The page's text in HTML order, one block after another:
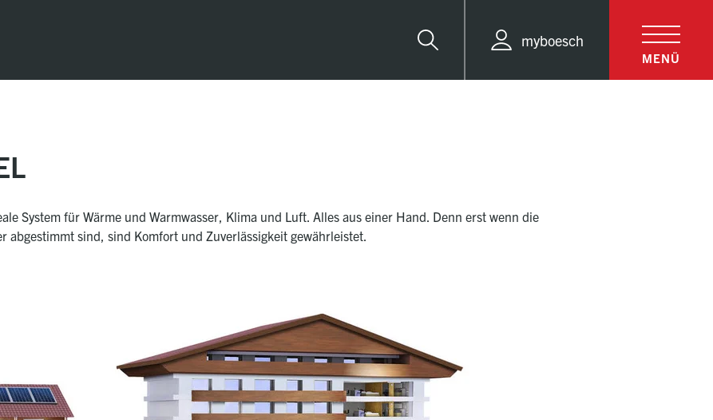
Suche
myboesch
MENÜ
System für Wärme und Warmwasser, Klima und Luft. Alles aus einer Hand. Denn erst wenn die
abgestimmt sind, sind Komfort und Zuverlässigkeit gewährleistet.